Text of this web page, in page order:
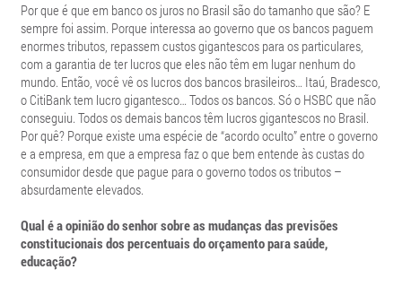
Por que é que em banco os juros no Brasil são do tamanho que são? E
sempre foi assim. Porque interessa ao governo que os bancos paguem
enormes tributos, repassem custos gigantescos para os particulares,
com a garantia de ter lucros que eles não têm em lugar nenhum do
mundo. Então, você vê os lucros dos bancos brasileiros… Itaú, Bradesco,
o CitiBank tem lucro gigantesco… Todos os bancos. Só o HSBC que não
conseguiu. Todos os demais bancos têm lucros gigantescos no Brasil.
Por quê? Porque existe uma espécie de “acordo oculto” entre o governo
e a empresa, em que a empresa faz o que bem entende às custas do
consumidor desde que pague para o governo todos os tributos –
absurdamente elevados.
Qual é a opinião do senhor sobre as mudanças das previsões
constitucionais dos percentuais do orçamento para saúde,
educação?